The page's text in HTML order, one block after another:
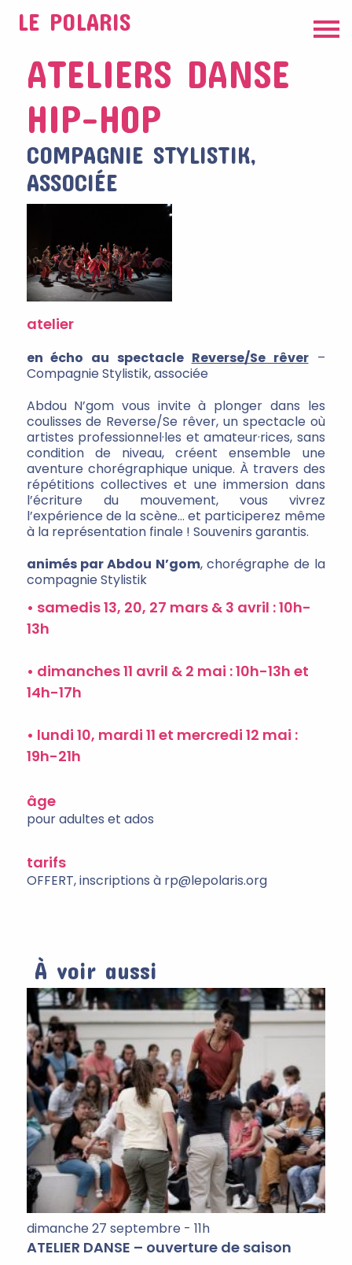
LE POLARIS
ATELIERS DANSE
HIP-HOP
COMPAGNIE STYLISTIK,
ASSOCIÉE
atelier
en écho au spectacle Reverse/Se rêver–
Compagnie Stylistik, associée
Abdou N’gom vous invite à plonger dans les
coulisses de Reverse/Se rêver, un spectacle où
artistes professionnel·les et amateur·rices, sans
condition de niveau, créent ensemble une
aventure chorégraphique unique. À travers des
répétitions collectives et une immersion dans
l’écriture du mouvement, vous vivrez
l’expérience de la scène… et participerez même
à la représentation finale ! Souvenirs garantis.
animés par Abdou N’gom, chorégraphe de la
compagnie Stylistik
• samedis 13, 20, 27 mars & 3 avril : 10h-
13h
• dimanches 11 avril & 2 mai : 10h-13h et
14h-17h
• lundi 10, mardi 11 et mercredi 12 mai :
19h-21h
âge
pour adultes et ados
tarifs
OFFERT, inscriptions à rp@lepolaris.org
À voir aussi
dimanche 27 septembre - 11h
ATELIER DANSE – ouverture de saison